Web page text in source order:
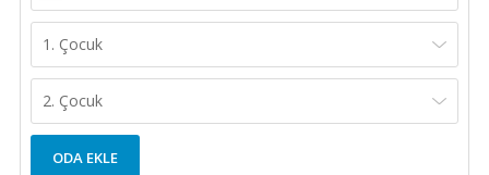
1. Çocuk
2. Çocuk
ODA EKLE